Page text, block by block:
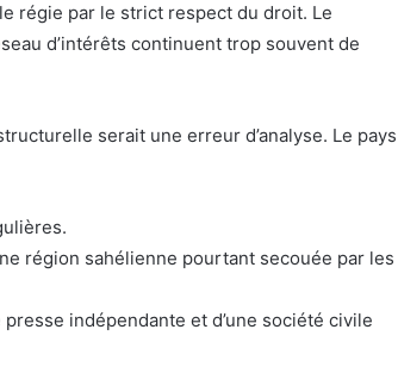
régie par le strict respect du droit. Le
d’intérêts continuent trop souvent de
serait une erreur d’analyse. Le pays
région sahélienne pourtant secouée par les
indépendante et d’une société civile